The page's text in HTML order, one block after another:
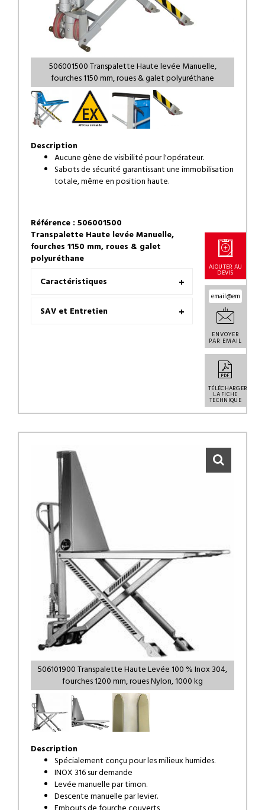
506001500 Transpalette Haute levée Manuelle,
fourches 1150 mm, roues & galet polyuréthane
Description
Aucune gène de visibilité pour l'opérateur.
Sabots de sécurité garantissant une immobilisation
totale, même en position haute.
Référence : 506001500
Transpalette Haute levée Manuelle,
fourches 1150 mm, roues & galet
polyuréthane
Caractéristiques
SAV et Entretien
AJOUTER AU
DEVIS
ENVOYER
PAR EMAIL
TÉLÉCHARGER
LA FICHE
TECHNIQUE
506101900 Transpalette Haute Levée 100 % Inox 304,
fourches 1200 mm, roues Nylon, 1000 kg
Description
Spécialement conçu pour les milieux humides.
INOX 316 sur demande
Levée manuelle par timon.
Descente manuelle par levier.